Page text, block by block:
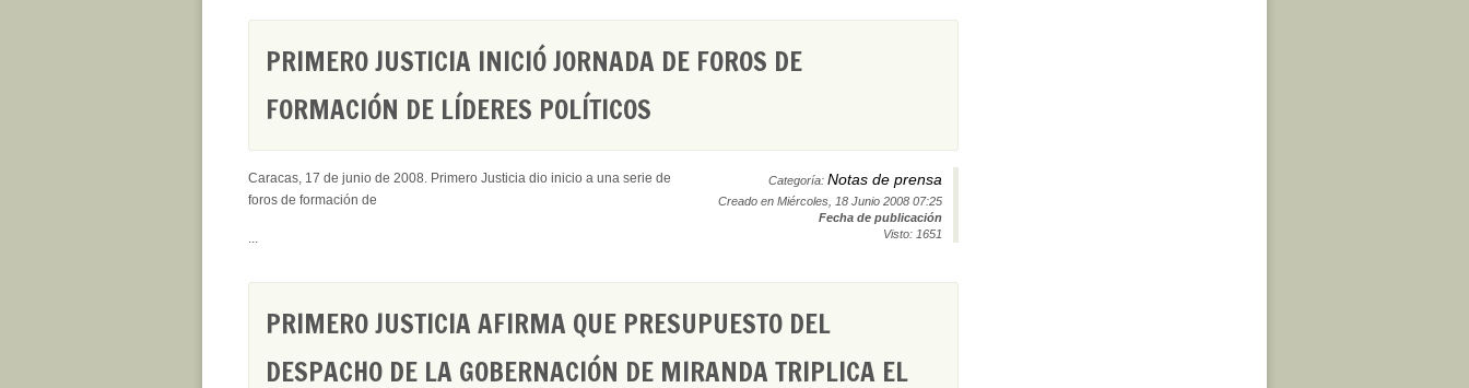
PRIMERO JUSTICIA INICIÓ JORNADA DE FOROS DE
FORMACIÓN DE LÍDERES POLÍTICOS
Categoría: Notas de prensa
Creado en Miércoles, 18 Junio 2008 07:25
Fecha de publicación
Visto: 1651
Caracas, 17 de junio de 2008. Primero Justicia dio inicio a una serie de
foros de formación de
...
PRIMERO JUSTICIA AFIRMA QUE PRESUPUESTO DEL
DESPACHO DE LA GOBERNACIÓN DE MIRANDA TRIPLICA EL